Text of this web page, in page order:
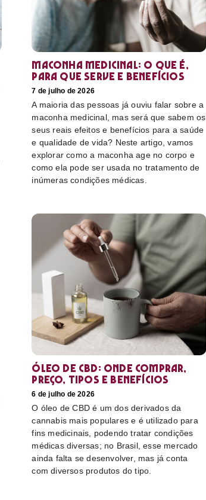
Maconha medicinal: O que é,
para que serve e benefícios
7 de julho de 2026
A maioria das pessoas já ouviu falar sobre a
maconha medicinal, mas será que sabem os
seus reais efeitos e benefícios para a saúde
e qualidade de vida? Neste artigo, vamos
explorar como a maconha age no corpo e
como ela pode ser usada no tratamento de
inúmeras condições médicas.
Óleo de CBD: Onde comprar,
preço, tipos e benefícios
6 de julho de 2026
O óleo de CBD é um dos derivados da
cannabis mais populares e é utilizado para
fins medicinais, podendo tratar condições
médicas diversas; no Brasil, esse mercado
ainda falta se desenvolver, mas já conta
com diversos produtos do tipo.